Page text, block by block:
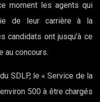
moment les agents qui
de leur carrière à la
candidats ont jusqu’à ce
au concours.
SDLP, le « Service de la
500 à être chargés